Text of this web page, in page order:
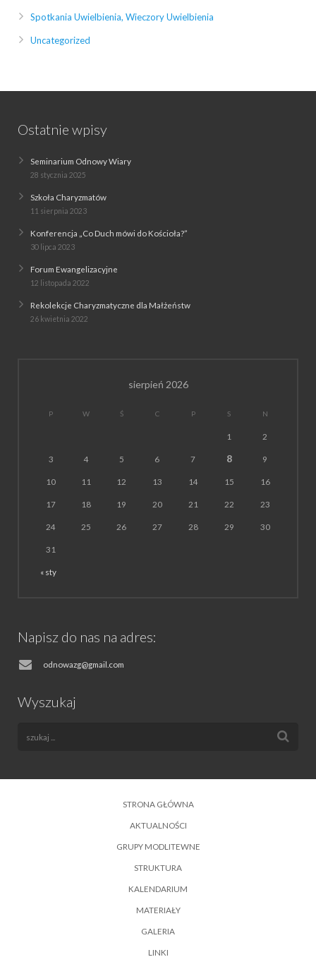
Spotkania Uwielbienia, Wieczory Uwielbienia
Uncategorized
Ostatnie wpisy
Seminarium Odnowy Wiary
28 stycznia 2025
Szkoła Charyzmatów
11 sierpnia 2023
Konferencja „Co Duch mówi do Kościoła?”
30 lipca 2023
Forum Ewangelizacyjne
12 listopada 2022
Rekolekcje Charyzmatyczne dla Małżeństw
26 kwietnia 2022
sierpień 2026
P W Ś C P S N
« sty
1 2
3 4 5 6 7 8 9
10 11 12 13 14 15 16
17 18 19 20 21 22 23
24 25 26 27 28 29 30
31
Napisz do nas na adres:
odnowazg@gmail.com
Wyszukaj
STRONA GŁÓWNA
AKTUALNOŚCI
GRUPY MODLITEWNE
STRUKTURA
KALENDARIUM
MATERIAŁY
GALERIA
LINKI